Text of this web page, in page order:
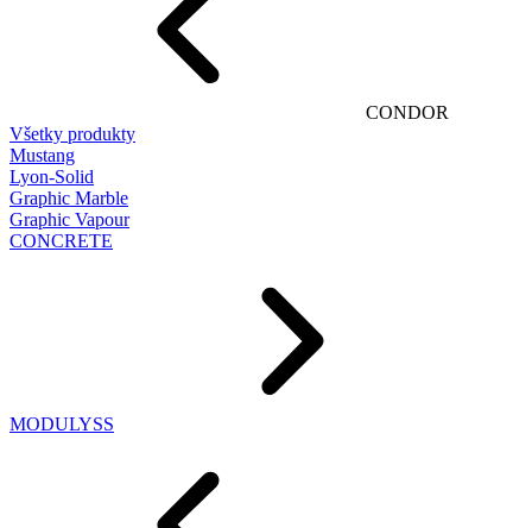
CONDOR
Všetky produkty
Mustang
Lyon-Solid
Graphic Marble
Graphic Vapour
CONCRETE
MODULYSS